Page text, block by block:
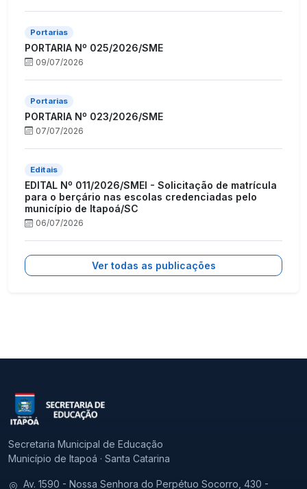
Portarias
PORTARIA Nº 025/2026/SME
09/07/2026
Portarias
PORTARIA Nº 023/2026/SME
07/07/2026
Editais
EDITAL Nº 011/2026/SMEI - Solicitação de matrícula
para o berçário nas escolas credenciadas pelo
município de Itapoá/SC
06/07/2026
Ver todas as publicações
Secretaria Municipal de Educação
Município de Itapoá · Santa Catarina
Av. 1590 - Nossa Senhora do Perpétuo Socorro, 430 -